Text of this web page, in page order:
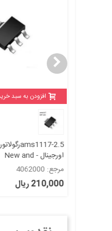
افزودن به سبد
اورجینال - New and
original+گارانتی
مرجع: 4062000
210,000 ریال